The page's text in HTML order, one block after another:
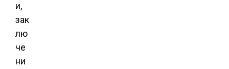
и,
зак
лю
че
ни